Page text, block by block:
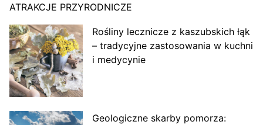
ATRAKCJE PRZYRODNICZE
Rośliny lecznicze z kaszubskich łąk
– tradycyjne zastosowania w kuchni
i medycynie
Geologiczne skarby pomorza: